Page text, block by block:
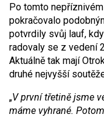
Po tomto
pokračovalo
potvrdily svůj lauf,
radovaly se z vedení
Aktuálně tak mají
druhé nejvyšší
„V první třetině jsme
máme vyhrané.